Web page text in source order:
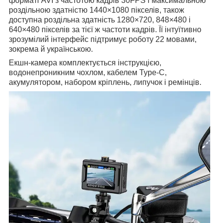
роздільною здатністю 1440×1080 пікселів, також
доступна роздільна здатність 1280×720, 848×480 і
640×480 пікселів за тієї ж частоти кадрів. Її інтуїтивно
зрозумілий інтерфейс підтримує роботу 22 мовами,
зокрема й українською.
Екшн-камера комплектується інструкцією,
водонепроникним чохлом, кабелем Type-C,
акумулятором, набором кріплень, липучок і ремінців.